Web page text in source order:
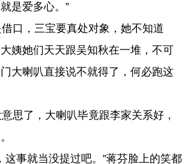
是爱多心。”
口，三宝要真处对象，她不知道
姨她们天天跟吴知秋在一堆，不可
大喇叭直接说不就得了，何必跑这
思了，大喇叭毕竟跟李家关系好，
事就当没提过吧。”蒋芬脸上的笑都